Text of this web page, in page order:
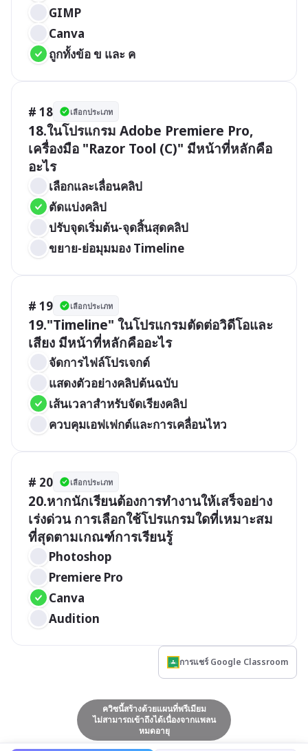
GIMP
Canva
ถูกทั้งข้อ ข และ ค
# 18 เลือกประเภท
18.ในโปรแกรม Adobe Premiere Pro,
เครื่องมือ "Razor Tool (C)" มีหน้าที่หลักคือ
อะไร
เลือกและเลื่อนคลิป
ตัดแบ่งคลิป
ปรับจุดเริ่มต้น-จุดสิ้นสุดคลิป
ขยาย-ย่อมุมมอง Timeline
# 19 เลือกประเภท
19."Timeline" ในโปรแกรมตัดต่อวิดีโอและ
เสียง มีหน้าที่หลักคืออะไร
จัดการไฟล์โปรเจกต์
แสดงตัวอย่างคลิปต้นฉบับ
เส้นเวลาสำหรับจัดเรียงคลิป
ควบคุมเอฟเฟกต์และการเคลื่อนไหว
# 20 เลือกประเภท
20.หากนักเรียนต้องการทำงานให้เสร็จอย่าง
เร่งด่วน การเลือกใช้โปรแกรมใดที่เหมาะสม
ที่สุดตามเกณฑ์การเรียนรู้
Photoshop
Premiere Pro
Canva
Audition
การแชร์ Google Classroom
ควิซนี้สร้างด้วยแผนที่พรีเมียม
ไม่สามารถเข้าถึงได้เนื่องจากแพลน
หมดอายุ